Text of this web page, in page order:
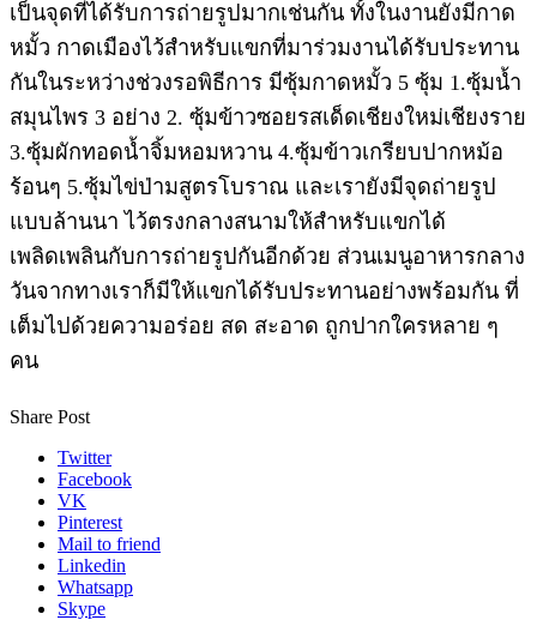
เป็นจุดที่ได้รับการถ่ายรูปมากเช่นกัน ทั้งในงานยังมีกาด
หมั้ว กาดเมืองไว้สำหรับแขกที่มาร่วมงานได้รับประทาน
กันในระหว่างช่วงรอพิธีการ มีซุ้มกาดหมั้ว 5 ซุ้ม 1.ซุ้มน้ำ
สมุนไพร 3 อย่าง 2. ซุ้มข้าวซอยรสเด็ดเชียงใหม่เชียงราย
3.ซุ้มผักทอดน้ำจิ้มหอมหวาน 4.ซุ้มข้าวเกรียบปากหม้อ
ร้อนๆ 5.ซุ้มไข่ป่ามสูตรโบราณ และเรายังมีจุดถ่ายรูป
แบบล้านนา ไว้ตรงกลางสนามให้สำหรับแขกได้
เพลิดเพลินกับการถ่ายรูปกันอีกด้วย ส่วนเมนูอาหารกลาง
วันจากทางเราก็มีให้แขกได้รับประทานอย่างพร้อมกัน ที่
เต็มไปด้วยความอร่อย สด สะอาด ถูกปากใครหลาย ๆ
คน
Share Post
Twitter
Facebook
VK
Pinterest
Mail to friend
Linkedin
Whatsapp
Skype